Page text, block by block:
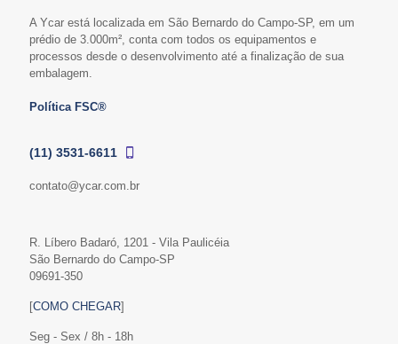
A Ycar está localizada em São Bernardo do Campo-SP, em um
prédio de 3.000m², conta com todos os equipamentos e
processos desde o desenvolvimento até a finalização de sua
embalagem.
Política FSC®
(11) 3531-6611
contato@ycar.com.br
R. Líbero Badaró, 1201 - Vila Paulicéia
São Bernardo do Campo-SP
09691-350
[COMO CHEGAR]
Seg - Sex / 8h - 18h